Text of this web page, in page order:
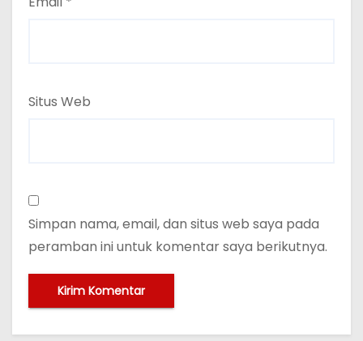
Situs Web
Simpan nama, email, dan situs web saya pada
peramban ini untuk komentar saya berikutnya.